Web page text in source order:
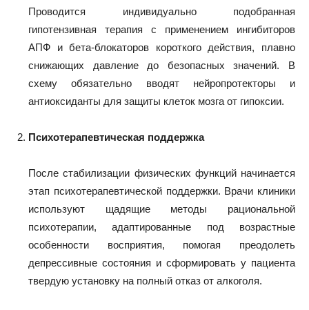
Проводится индивидуально подобранная
гипотензивная терапия с применением ингибиторов
АПФ и бета-блокаторов короткого действия, плавно
снижающих давление до безопасных значений. В
схему обязательно вводят нейропротекторы и
антиоксиданты для защиты клеток мозга от гипоксии.
Психотерапевтическая поддержка
После стабилизации физических функций начинается
этап психотерапевтической поддержки. Врачи клиники
используют щадящие методы рациональной
психотерапии, адаптированные под возрастные
особенности восприятия, помогая преодолеть
депрессивные состояния и сформировать у пациента
твердую установку на полный отказ от алкоголя.